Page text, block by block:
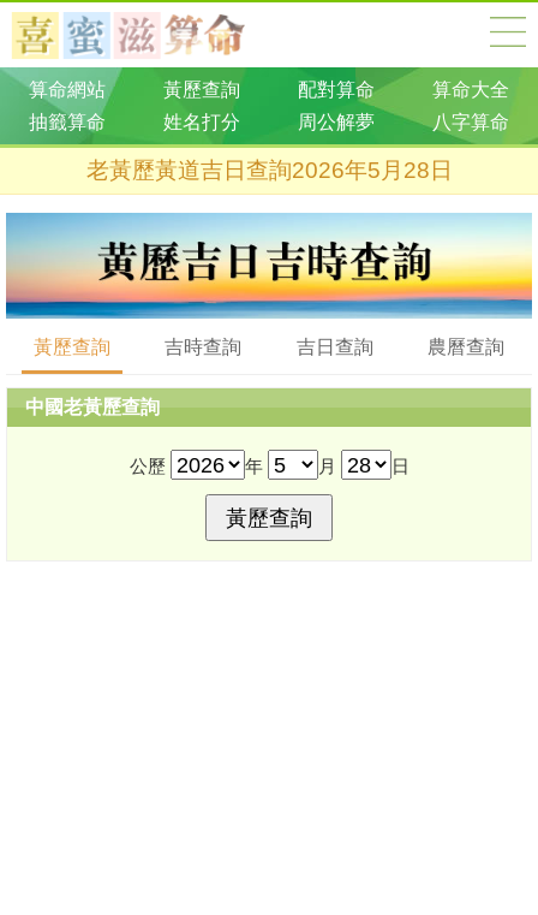
算命網站 黃歷查詢 配對算命
算命大全
抽籤算命
姓名打分 周公解夢 八字算命
老黃歷黃道吉日查詢2026年5月28日
黃歷查詢 吉時查詢 吉日查詢 農曆查詢
中國老黃歷查詢
公歷 年 月 日